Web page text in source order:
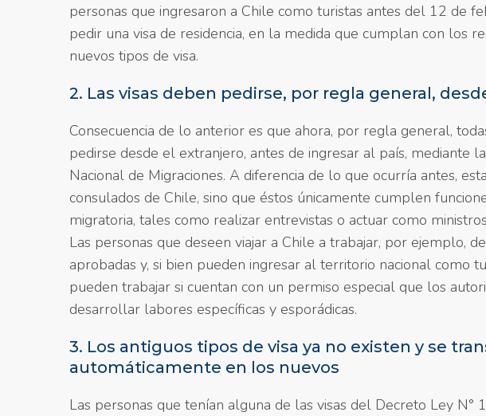
personas que ingresaron a Chile como turistas antes del 12 de
pedir una visa de residencia, en la medida que cumplan con los
nuevos tipos de visa.
2. Las visas deben pedirse, por regla general,
Consecuencia de lo anterior es que ahora, por regla general,
pedirse desde el extranjero, antes de ingresar al país, mediante
Nacional de Migraciones. A diferencia de lo que ocurría antes,
consulados de Chile, sino que éstos únicamente cumplen
migratoria, tales como realizar entrevistas o actuar como
Las personas que deseen viajar a Chile a trabajar, por ejemplo,
aprobadas y, si bien pueden ingresar al territorio nacional como
pueden trabajar si cuentan con un permiso especial que los
desarrollar labores específicas y esporádicas.
3. Los antiguos tipos de visa ya no existen y se
automáticamente en los nuevos
Las personas que tenían alguna de las visas del Decreto Ley N°